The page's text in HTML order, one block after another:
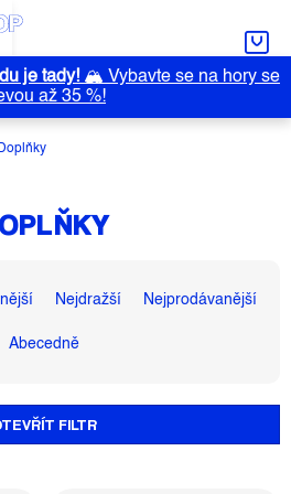
je tady!🏔️ Vybavte se na hory se
až 35 %!
Doplňky
Nejdražší Nejprodávanější
Abecedně
FILTR